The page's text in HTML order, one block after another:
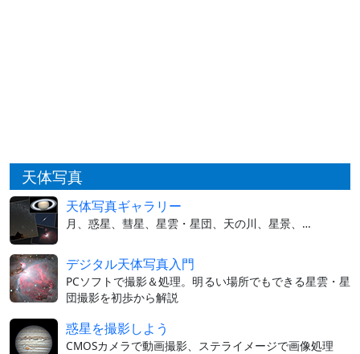
天体写真
天体写真ギャラリー
月、惑星、彗星、星雲・星団、天の川、星景、…
デジタル天体写真入門
PCソフトで撮影＆処理。明るい場所でもできる星雲・星
団撮影を初歩から解説
惑星を撮影しよう
CMOSカメラで動画撮影、ステライメージで画像処理